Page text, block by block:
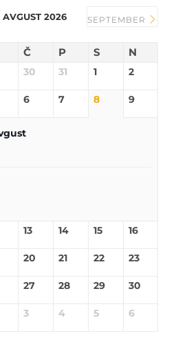
AVGUST 2026 SEPTEMBER
Č P S N
30 31 1 2
6 7 8 9
13 14 15 16
20 21 22 23
27 28 29 30
3 4 5 6